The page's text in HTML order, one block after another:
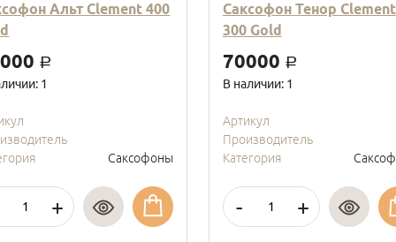
Альт Clement 400
a
1
Саксофоны
+
Саксофон Тенор Clement
300 Gold
70000 a
В наличии: 1
Артикул
Производитель
Категория
- +